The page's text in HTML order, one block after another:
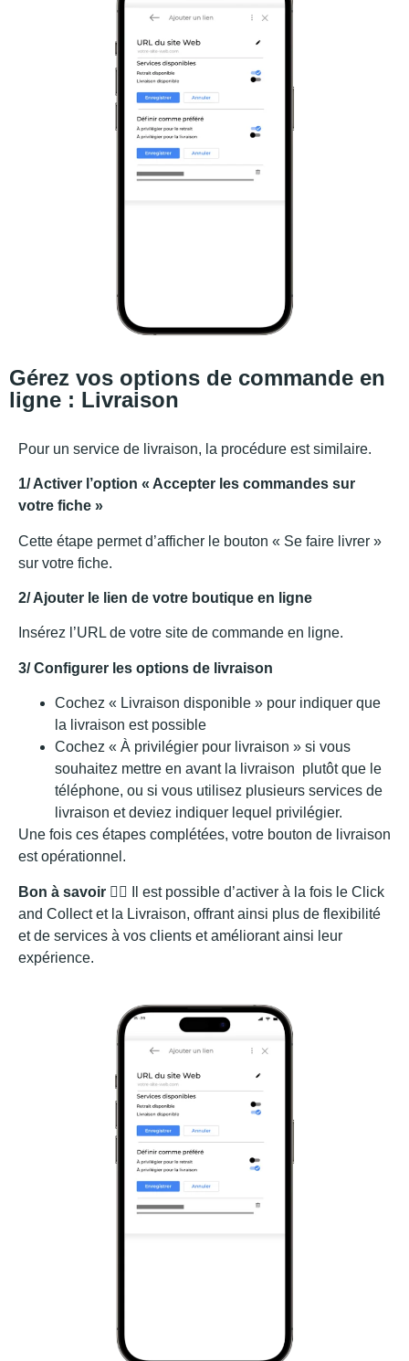
Gérez vos options de commande en
ligne : Livraison
Pour un service de livraison, la procédure est similaire.
1/ Activer l’option « Accepter les commandes sur
votre fiche »
Cette étape permet d’afficher le bouton « Se faire livrer »
sur votre fiche.
2/ Ajouter le lien de votre boutique en ligne
Insérez l’URL de votre site de commande en ligne.
3/ Configurer les options de livraison
Cochez « Livraison disponible » pour indiquer que
la livraison est possible
Cochez « À privilégier pour livraison » si vous
souhaitez mettre en avant la livraison plutôt que le
téléphone, ou si vous utilisez plusieurs services de
livraison et deviez indiquer lequel privilégier.
Une fois ces étapes complétées, votre bouton de livraison
est opérationnel.
Bon à savoir 👉🏻 Il est possible d’activer à la fois le Click
and Collect et la Livraison, offrant ainsi plus de flexibilité
et de services à vos clients et améliorant ainsi leur
expérience.